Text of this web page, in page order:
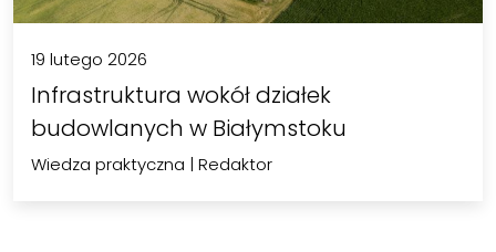
19 lutego 2026
Infrastruktura wokół działek
budowlanych w Białymstoku
Wiedza praktyczna | Redaktor